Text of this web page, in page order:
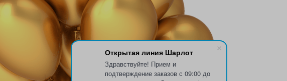
Открытая линия Шарлот
Здравствуйте! Прием и
подтверждение заказов с 09:00 до